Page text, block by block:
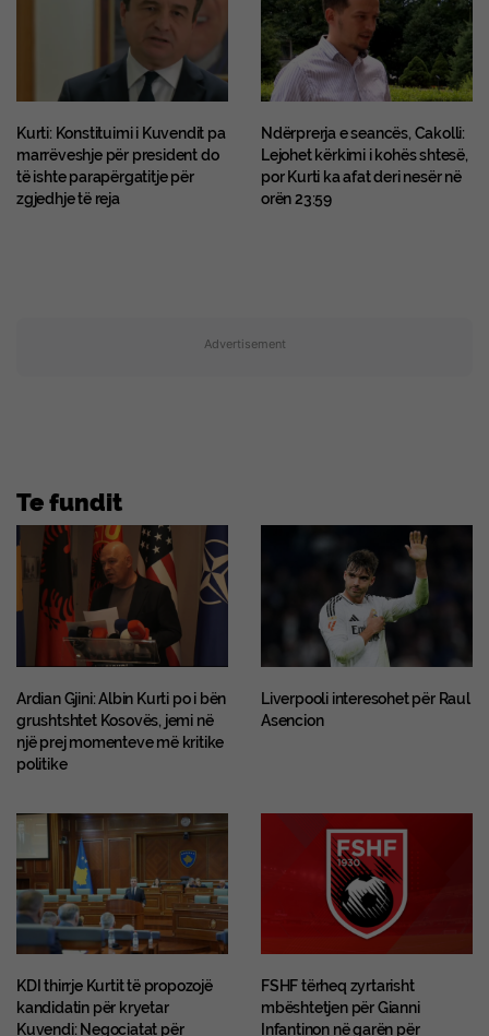
Kurti: Konstituimi i Kuvendit pa
marrëveshje për president do
të ishte parapërgatitje për
zgjedhje të reja
Ndërprerja e seancës, Cakolli:
Lejohet kërkimi i kohës shtesë,
por Kurti ka afat deri nesër në
orën 23:59
Advertisement
Te fundit
Ardian Gjini: Albin Kurti po i bën
grushtshtet Kosovës, jemi në
një prej momenteve më kritike
politike
Liverpooli interesohet për Raul
Asencion
KDI thirrje Kurtit të propozojë
kandidatin për kryetar
Kuvendi: Negociatat për
FSHF tërheq zyrtarisht
mbështetjen për Gianni
Infantinon në garën për